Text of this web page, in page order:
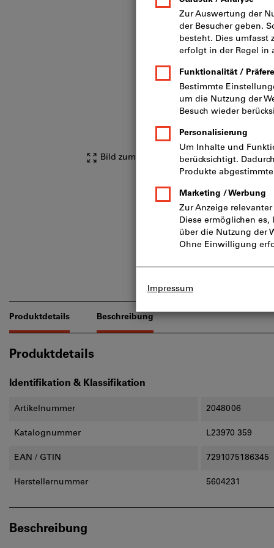
Bild zum Vergrößern anklicken
Produktdetails Beschreibung
Produktdetails
Identifikation & Klassifikation
Artikelnummer 2048006
Katalognummer L23970 359
EAN / GTIN 7291075186345
Herstellernummer 5604231
Beschreibung